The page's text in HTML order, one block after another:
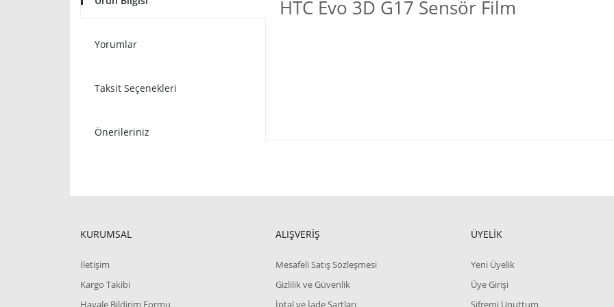
Yorumlar
Taksit Seçenekleri
Önerileriniz
HTC Evo 3D G17 Sensör Film
KURUMSAL
İletişim
Kargo Takibi
Havale Bildirim Formu
ALIŞVERİŞ
Mesafeli Satış Sözleşmesi
Gizlilik ve Güvenlik
İptal ve İade Şartları
ÜYELİK
Yeni Üyelik
Üye Girişi
Şifremi Unuttum